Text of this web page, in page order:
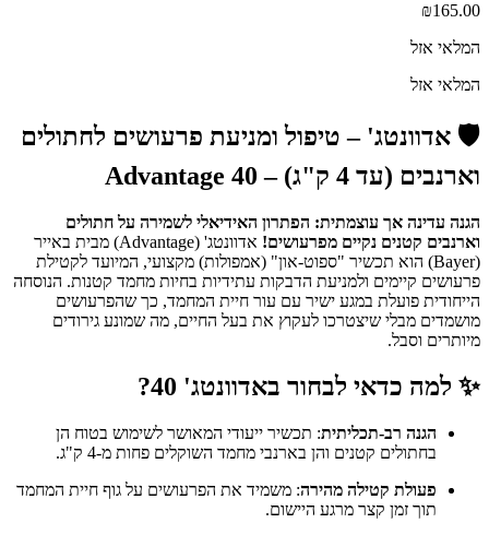
₪165.00
המלאי אזל
המלאי אזל
🛡️ אדוונטג' – טיפול ומניעת פרעושים לחתולים
וארנבים (עד 4 ק"ג) – Advantage 40
הגנה עדינה אך עוצמתית: הפתרון האידיאלי לשמירה על חתולים
וארנבים קטנים נקיים מפרעושים!
אדוונטג' (Advantage) מבית באייר
(Bayer) הוא תכשיר "ספוט-און" (אמפולות) מקצועי, המיועד לקטילת
פרעושים קיימים ולמניעת הדבקות עתידיות בחיות מחמד קטנות. הנוסחה
הייחודית פועלת במגע ישיר עם עור חיית המחמד, כך שהפרעושים
מושמדים מבלי שיצטרכו לעקוץ את בעל החיים, מה שמונע גירודים
מיותרים וסבל.
✨ למה כדאי לבחור באדוונטג' 40?
הגנה רב-תכליתית: תכשיר ייעודי המאושר לשימוש בטוח הן
בחתולים קטנים והן בארנבי מחמד השוקלים פחות מ-4 ק"ג.
פעולת קטילה מהירה: משמיד את הפרעושים על גוף חיית המחמד
תוך זמן קצר מרגע היישום.